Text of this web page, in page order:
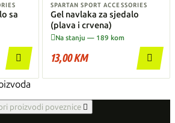
sa

SPARTAN SPORT ACCESSORIES
Gel navlaka za sjedalo
(plava i crvena)
Na stanju — 189 kom
13,00 KM 
proizvodi poveznice 